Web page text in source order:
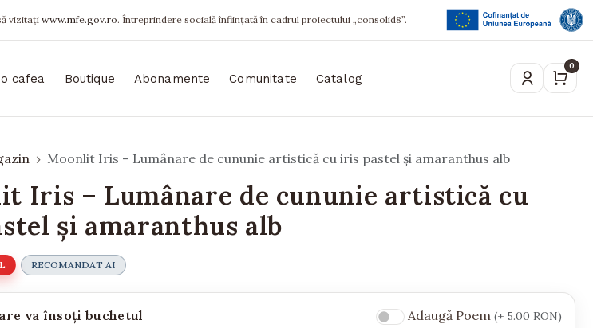
vizitați www.mfe.gov.ro. Întreprindere socială înființată în cadrul proiectului „consolid8”.
cafea Boutique Abonamente Comunitate Catalog
0
Moonlit Iris – Lumânare de cununie artistică cu iris pastel și amaranthus alb
Iris – Lumânare de cununie artistică cu
și amaranthus alb
RECOMANDAT AI
va însoți buchetul Adaugă Poem (+ 5.00 RON)